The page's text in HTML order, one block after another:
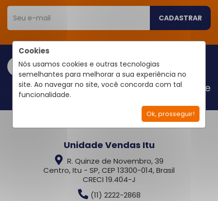
Cookies
Nós usamos cookies e outras tecnologias
semelhantes para melhorar a sua experiência no
site. Ao navegar no site, você concorda com tal
funcionalidade.
Ok, prosseguir!
CADASTRAR
Área do Cliente
Unidade Vendas Itu
R. Quinze de Novembro, 39
Centro, Itu - SP, CEP 13300-014, Brasil
CRECI 19.404-J
(11) 2222-2868